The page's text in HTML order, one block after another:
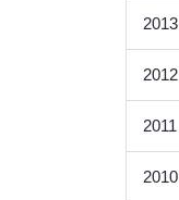
2013
2012
2011
2010